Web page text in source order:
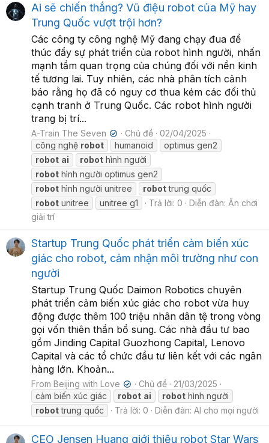
Ai sẽ chiến thắng? Vũ điệu robot của Mỹ hay
Trung Quốc vượt trội hơn?
Các công ty công nghệ Mỹ đang chạy đua để
thúc đẩy sự phát triển của robot hình người, nhấn
mạnh tầm quan trọng của chúng đối với nền kinh
tế tương lai. Tuy nhiên, các nhà phân tích cảnh
báo rằng họ đã có nguy cơ thua kém các đối thủ
cạnh tranh ở Trung Quốc. Các robot hình người
trang bị trí...
A-Train The Seven ✔ Chủ đề
02/04/2025
công nghệ robot humanoid
optimus gen2
robot ai robot hình người
robot hình người optimus gen2
robot hình người unitree robottrung quốc
robot unitree unitree g1 Trả lời: 0 Diễn đàn: Ăn chơi
giải trí
Startup Trung Quốc phát triển cảm biến xúc
giác cho robot, cảm nhận môi trường như con
người
Startup Trung Quốc Daimon Robotics chuyên
phát triển cảm biến xúc giác cho robot vừa huy
động được thêm 100 triệu nhân dân tệ trong vòng
gọi vốn thiên thần bổ sung. Các nhà đầu tư bao
gồm Jinding Capital Guozhong Capital, Lenovo
Capital và các tổ chức đầu tư liên kết với các ngân
hàng lớn. Khoản...
From Beijing with Love ✔ Chủ đề
21/03/2025
cảm biến xúc giác
robot ai robot hình người
robottrung quốc Trả lời: 0 Diễn đàn: AI cho mọi người
CEO Jensen Huang giới thiệu robot Star Wars